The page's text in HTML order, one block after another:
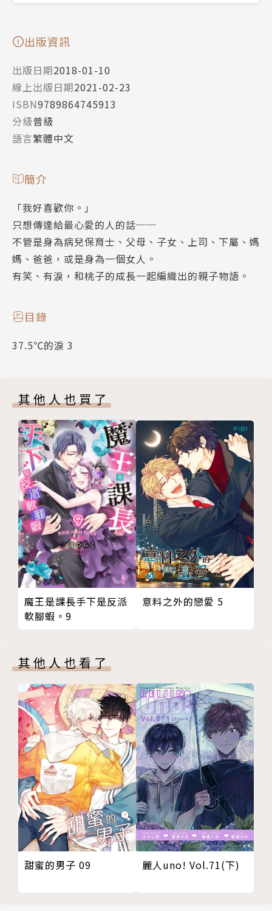
出版資訊
出版日期2018-01-10
線上出版日期2021-02-23
ISBN9789864745913
分級普級
語言繁體中文
簡介
「我好喜歡你。」
只想傳達給最心愛的人的話──
不管是身為病兒保育士、父母、子女、上司、下屬、媽
媽、爸爸，或是身為一個女人。
有笑、有淚，和桃子的成長一起編織出的親子物語。
目錄
37.5℃的淚 3
其他人也買了
魔王是課長手下是反派
軟腳蝦。9
意料之外的戀愛 5
其他人也看了
甜蜜的男子 09 麗人uno! Vol.71(下)